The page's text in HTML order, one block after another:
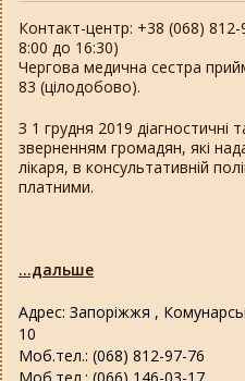
Адрес: Запоріжжя ,
10
Моб.тел.: (068) 812-97-76
Контакт-центр: +38 (068)
8:00 до 16:30)
Чергова медична сестра
83 (цілодобово).
З 1 грудня 2019 діагностичні
зверненням громадян, які
лікаря, в консультативній
платними.
...дальше